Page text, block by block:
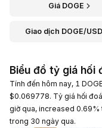
Giá DOGE
Giao dịch DOGE/
Biểu đồ tỷ giá hối
Tính đến hôm nay, 1
$0.069778. Tỷ giá hối
giờ qua, increased
trong 30 ngày qua.